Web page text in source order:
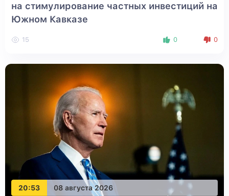
на стимулирование частных инвестиций на
Южном Кавказе
15 0 0
20:53 08 августа 2026